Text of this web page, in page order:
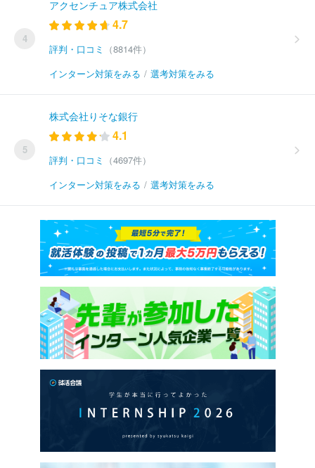
4
アクセンチュア株式会社
4.7
評判・口コミ
（8814件）
インターン対策をみる / 選考対策をみる
5
株式会社りそな銀行
4.1
評判・口コミ
（4697件）
インターン対策をみる / 選考対策をみる